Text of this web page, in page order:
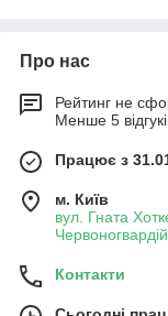
Про нас
Рейтинг не
Менше 5
Працює з
м. Київ
вул. Гната
Контакти